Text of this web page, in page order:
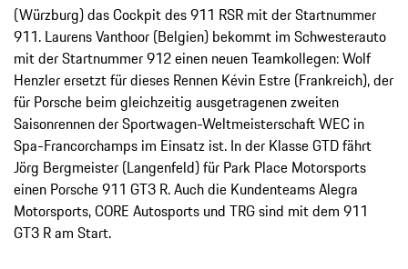
(Würzburg) das Cockpit des 911 RSR mit der Startnummer
911. Laurens Vanthoor (Belgien) bekommt im Schwesterauto
mit der Startnummer 912 einen neuen Teamkollegen: Wolf
Henzler ersetzt für dieses Rennen Kévin Estre (Frankreich), der
für Porsche beim gleichzeitig ausgetragenen zweiten
Saisonrennen der Sportwagen-­Weltmeisterschaft WEC in
Spa-­Francorchamps im Einsatz ist. In der Klasse GTD fährt
Jörg Bergmeister (Langenfeld) für Park Place Motorsports
einen Porsche 911 GT3 R. Auch die Kundenteams Alegra
Motorsports, CORE Autosports und TRG sind mit dem 911
GT3 R am Start.